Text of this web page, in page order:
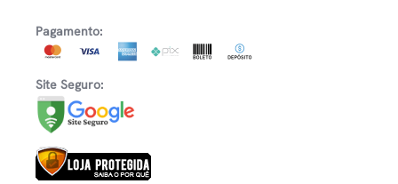
Pagamento:
Site Seguro: